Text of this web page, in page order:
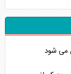
می شود